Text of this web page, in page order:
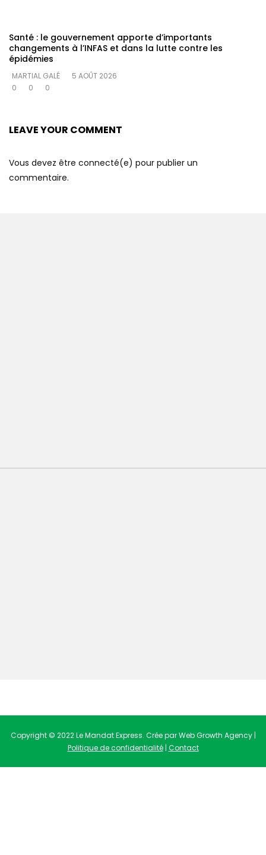
Santé : le gouvernement apporte d’importants
changements à l’INFAS et dans la lutte contre les
épidémies
MARTIAL GALÉ
5 AOÛT 2026
0
0 0
LEAVE YOUR COMMENT
Vous devez être connecté(e) pour publier un
commentaire.
Copyright © 2022 Le Mandat Express. Crée par Web Growth Agency |
Politique de confidentialité| Contact